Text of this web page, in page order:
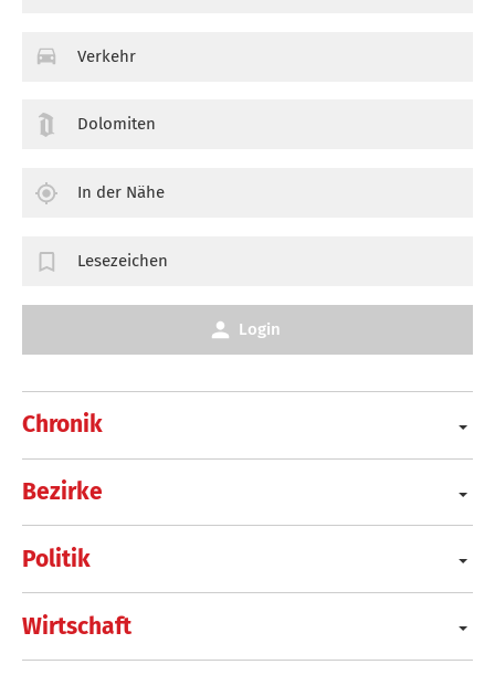
Chronik
Bezirke
Politik
Wirtschaft
Verkehr
Dolomiten
In der Nähe
Lesezeichen
Login